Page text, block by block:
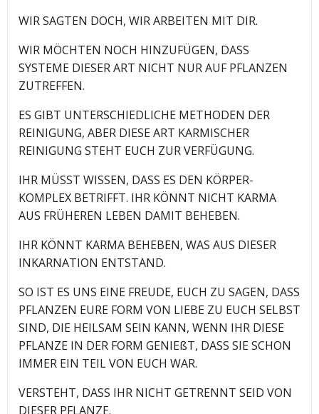
WIR SAGTEN DOCH, WIR ARBEITEN MIT DIR.
WIR MÖCHTEN NOCH HINZUFÜGEN, DASS
SYSTEME DIESER ART NICHT NUR AUF PFLANZEN
ZUTREFFEN.
ES GIBT UNTERSCHIEDLICHE METHODEN DER
REINIGUNG, ABER DIESE ART KARMISCHER
REINIGUNG STEHT EUCH ZUR VERFÜGUNG.
IHR MÜSST WISSEN, DASS ES DEN KÖRPER-
KOMPLEX BETRIFFT. IHR KÖNNT NICHT KARMA
AUS FRÜHEREN LEBEN DAMIT BEHEBEN.
IHR KÖNNT KARMA BEHEBEN, WAS AUS DIESER
INKARNATION ENTSTAND.
SO IST ES UNS EINE FREUDE, EUCH ZU SAGEN, DASS
PFLANZEN EURE FORM VON LIEBE ZU EUCH SELBST
SIND, DIE HEILSAM SEIN KANN, WENN IHR DIESE
PFLANZE IN DER FORM GENIEßT, DASS SIE SCHON
IMMER EIN TEIL VON EUCH WAR.
VERSTEHT, DASS IHR NICHT GETRENNT SEID VON
DIESER PFLANZE.